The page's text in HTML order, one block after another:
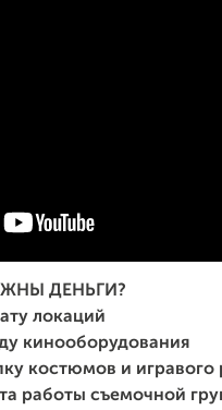
ДЕНЬГИ?
локаций
и игравого
съемочной